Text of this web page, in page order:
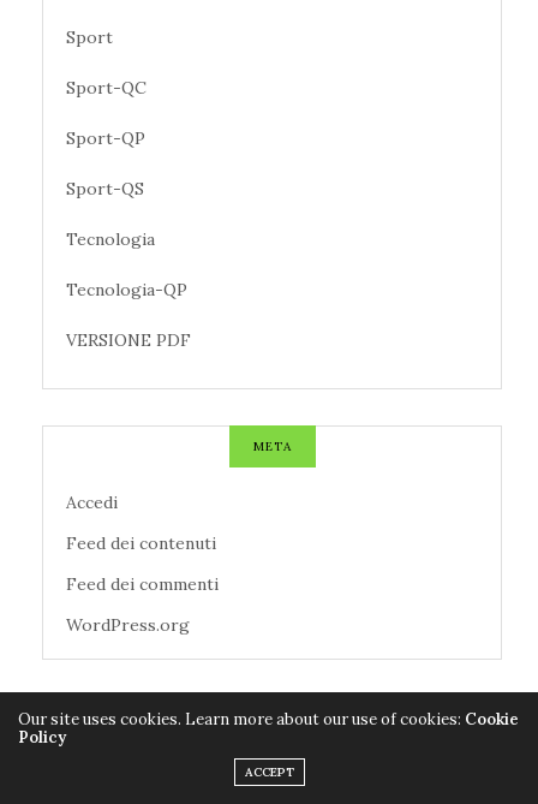
Sport
Sport-QC
Sport-QP
Sport-QS
Tecnologia
Tecnologia-QP
VERSIONE PDF
META
Accedi
Feed dei contenuti
Feed dei commenti
WordPress.org
TAG CLOUD
CALCIO
Our site uses cookies. Learn more about our use of cookies: Cookie
Policy
ACCEPT